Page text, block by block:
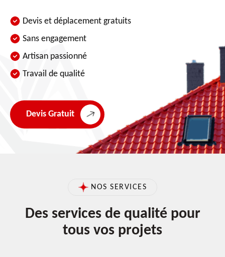
Devis et déplacement gratuits
Sans engagement
Artisan passionné
Travail de qualité
Devis Gratuit
NOS SERVICES
Des services de qualité pour
tous vos projets